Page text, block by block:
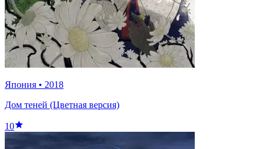
Япония • 2018
Дом теней (Цветная версия)
10